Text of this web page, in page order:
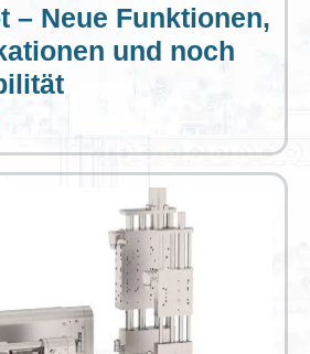
– Neue Funktionen,
und noch